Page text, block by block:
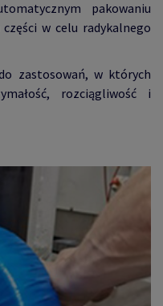
pakowaniu
w celu radykalnego
zastosowań, w których
rozciągliwość i